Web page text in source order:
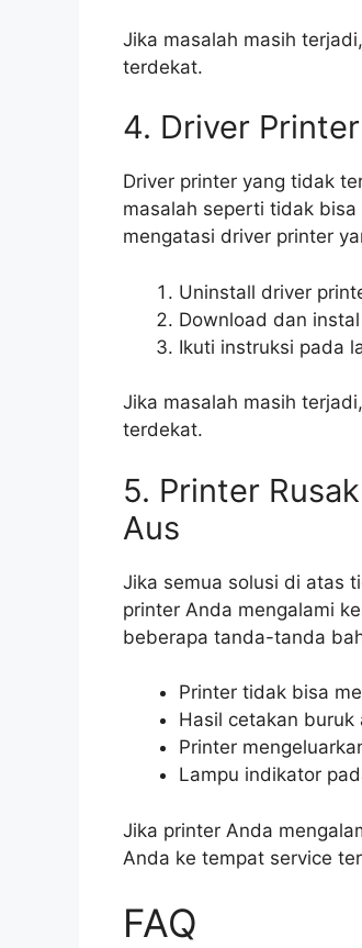
Jika masalah masih
terdekat.
4. Driver
Driver printer yang tidak
masalah seperti tidak
mengatasi driver printer
Uninstall driver
Download dan
Ikuti instruksi pada
Jika masalah masih
terdekat.
5. Printer
Aus
Jika semua solusi di atas
printer Anda mengalami
beberapa tanda-tanda
Printer tidak bisa
Hasil cetakan buruk
Printer
Lampu indikator
Jika printer Anda
Anda ke tempat service
FAQ